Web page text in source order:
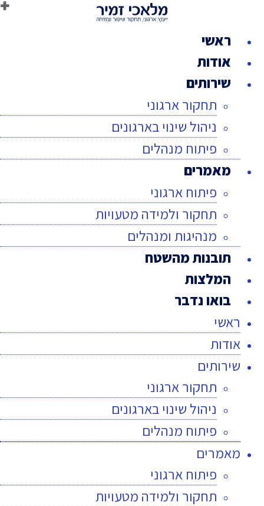
ראשי
אודות
שירותים
תחקור ארגוני
ניהול שינוי בארגונים
פיתוח מנהלים
מאמרים
פיתוח ארגוני
תחקור ולמידה מטעויות
מנהיגות ומנהלים
תובנות מהשטח
המלצות
בואו נדבר
ראשי
אודות
שירותים
תחקור ארגוני
ניהול שינוי בארגונים
פיתוח מנהלים
מאמרים
פיתוח ארגוני
תחקור ולמידה מטעויות